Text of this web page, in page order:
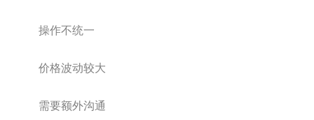
操作不统一
价格波动较大
需要额外沟通